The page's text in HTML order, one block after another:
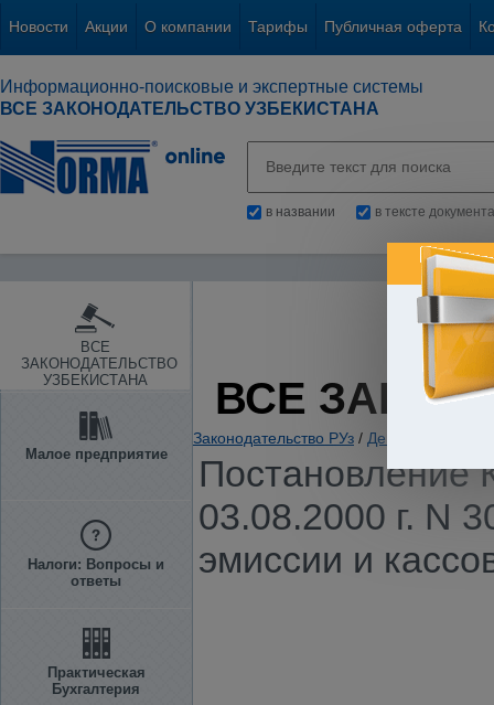
Новости Акции О компании Тарифы Публичная оферта
Информационно-поисковые и экспертные системы
ВСЕ ЗАКОНОДАТЕЛЬСТВО УЗБЕКИСТАНА
в названии в тексте документа
ВСЕ
ЗАКОНОДАТЕЛЬСТВО
УЗБЕКИСТАНА
Малое предприятие
Налоги: Вопросы и
ответы
Практическая
Бухгалтерия
ВСЕ
Законодательство РУз / Денежная и
Постановление
03.08.2000 г. N
эмиссии и